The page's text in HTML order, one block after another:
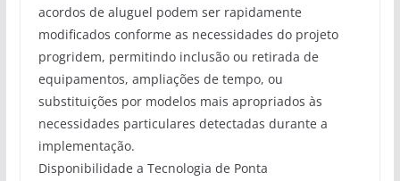
acordos de aluguel podem ser rapidamente
modificados conforme as necessidades do projeto
progridem, permitindo inclusão ou retirada de
equipamentos, ampliações de tempo, ou
substituições por modelos mais apropriados às
necessidades particulares detectadas durante a
implementação.
Disponibilidade a Tecnologia de Ponta